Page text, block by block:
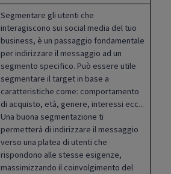
Segmentare gli utenti che
interagiscono sui social media del tuo
business, è un passaggio fondamentale
per indirizzare il messaggio ad un
segmento specifico. Può essere utile
segmentare il target in base a
caratteristiche come: comportamento
di acquisto, età, genere, interessi ecc...
Una buona segmentazione ti
permetterà di indirizzare il messaggio
verso una platea di utenti che
rispondono alle stesse esigenze,
massimizzando il coinvolgimento del